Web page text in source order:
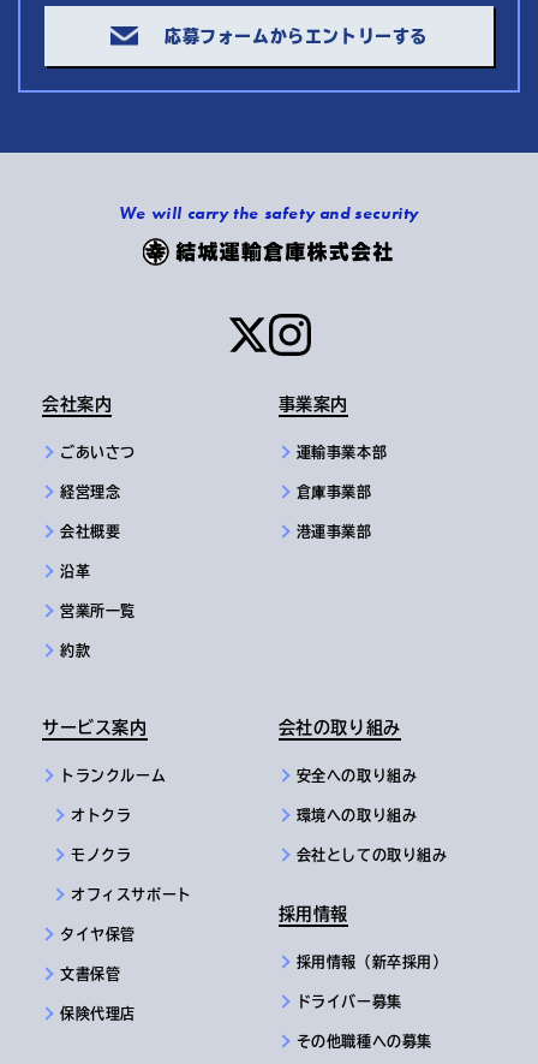
応募フォームからエントリーする
We will carry the safety and security
会社案内
ごあいさつ
経営理念
会社概要
沿革
営業所一覧
約款
事業案内
運輸事業本部
倉庫事業部
港運事業部
サービス案内
トランクルーム
オトクラ
モノクラ
オフィスサポート
タイヤ保管
文書保管
保険代理店
会社の取り組み
安全への取り組み
環境への取り組み
会社としての取り組み
採用情報
採用情報（新卒採用）
ドライバー募集
その他職種への募集